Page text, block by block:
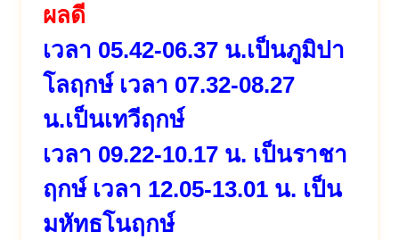
ผลดี
เวลา 05.42-06.37 น.เป็นภูมิปา
โลฤกษ์ เวลา 07.32-08.27
น.เป็นเทวีฤกษ์
เวลา 09.22-10.17 น. เป็นราชา
ฤกษ์ เวลา 12.05-13.01 น. เป็น
มหัทธโนฤกษ์